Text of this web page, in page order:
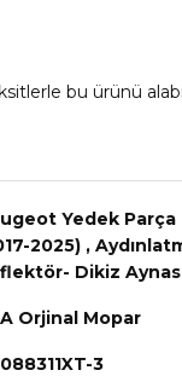
bu ürünü
Yedek Parça
2025) ,
Dikiz
Orjinal Mopar
3